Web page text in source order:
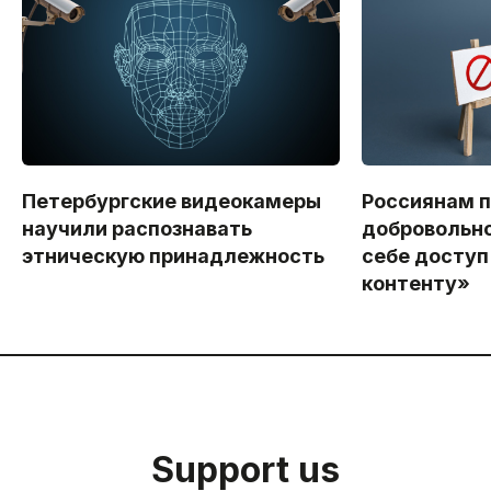
Петербургские видеокамеры
научили распознавать
этническую принадлежность
Россиянам
себе
контенту»
Support us